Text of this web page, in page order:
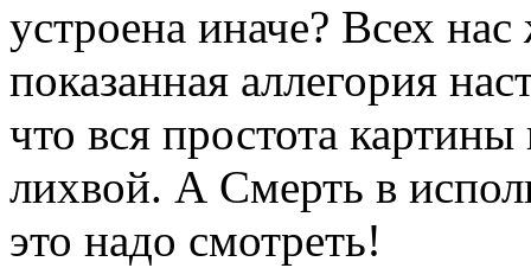
устроена иначе? Всех
показанная аллегория
что вся простота
лихвой. А Смерть в
это надо смотреть!